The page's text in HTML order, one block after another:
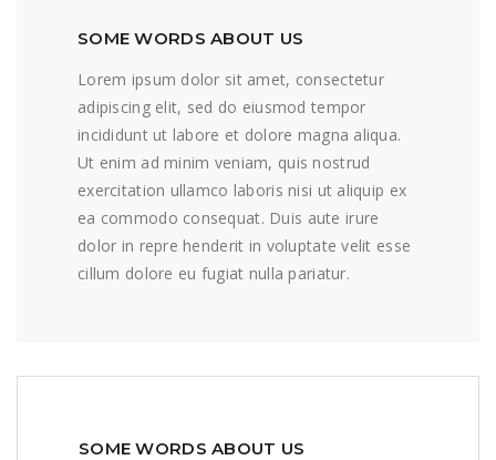
SOME WORDS ABOUT US
Lorem ipsum dolor sit amet, consectetur
adipiscing elit, sed do eiusmod tempor
incididunt ut labore et dolore magna aliqua.
Ut enim ad minim veniam, quis nostrud
exercitation ullamco laboris nisi ut aliquip ex
ea commodo consequat. Duis aute irure
dolor in repre henderit in voluptate velit esse
cillum dolore eu fugiat nulla pariatur.
SOME WORDS ABOUT US